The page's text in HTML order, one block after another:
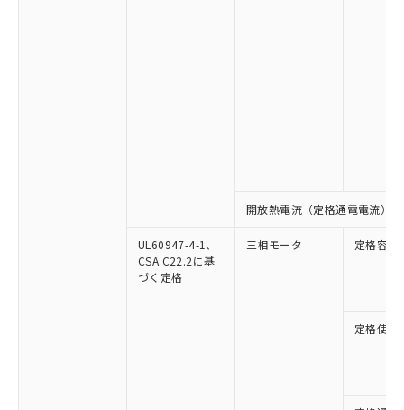
開放熱電流（定格通電電流）
UL60947-4-1、
CSA C22.2に基
づく定格
三相モータ 定格容量
定格使用